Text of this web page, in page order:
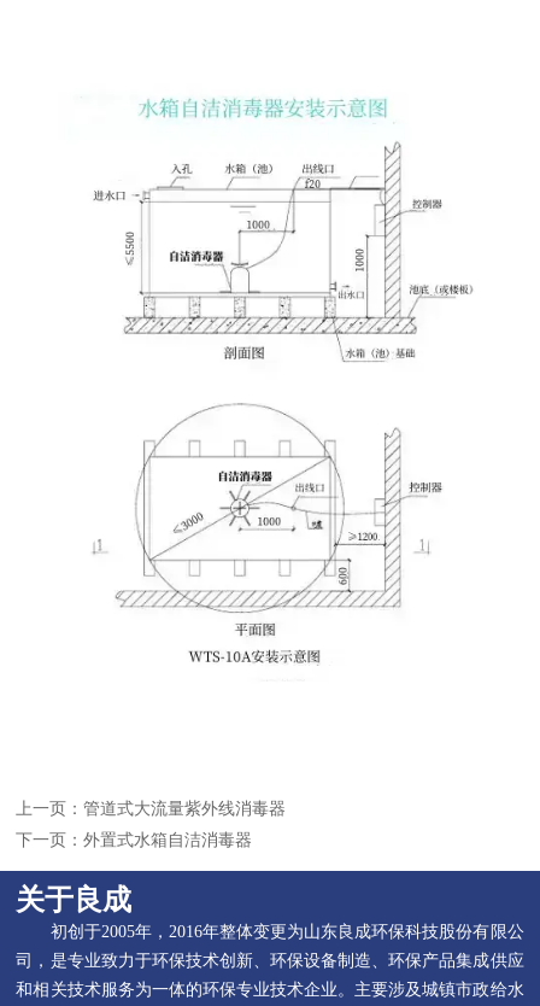
上一页：管道式大流量紫外线消毒器
下一页：外置式水箱自洁消毒器
关于良成
初创于2005年，2016年整体变更为山东良成环保科技股份有限公
司，是专业致力于环保技术创新、环保设备制造、环保产品集成供应
和相关技术服务为一体的环保专业技术企业。主要涉及城镇市政给水